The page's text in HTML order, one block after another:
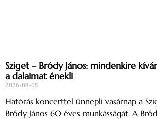
Sziget – Bródy János: mindenkire
a dalaimat énekli
2026-08-05
Hatórás koncerttel ünnepli vasárnap a
Bródy János 60 éves munkásságát. A